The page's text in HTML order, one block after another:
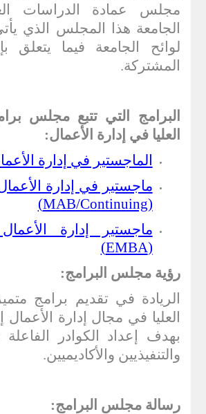
مجلس عمادة الدراسات
الجامعة هذا المجلس الذي
لوائح الجامعة فيما يتعلق
المشتركة.
البرامج التي تتبع مجلس
العليا في إدارة الأعمال:
الماجستير في إدارة
ماجستير في إدارة
(
MAB/Continuing
)
ماجستير إدارة الأعمال
(
EMBA
)
رؤية مجلس البرامج:
الريادة في تقديم برامج
العليا في مجال إدارة الأعمال
بهدف إعداد الكوادر
والتنفيذيين والأكاديميين.
رسالة مجلس البرامج: